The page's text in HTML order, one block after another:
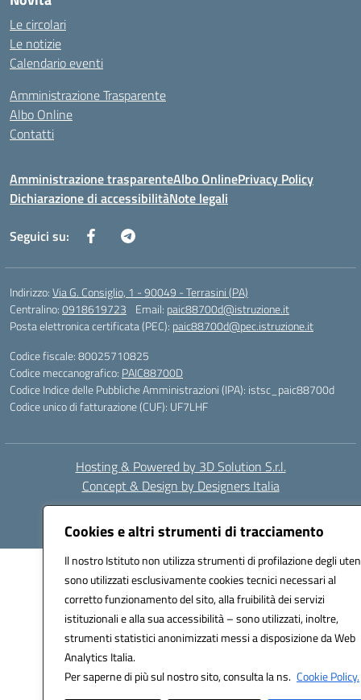
Cookies e altri strumenti di tracciamento
Il nostro Istituto non utilizza strumenti di profilazione degli
sono utilizzati esclusivamente cookies tecnici necessari al
corretto funzionamento del sito, alla fruibilità dei servizi
istituzionali e alla sua accessibilità – sono utilizzati, inoltre,
strumenti statistici anonimizzati messi a disposizione da Web
Analytics Italia.
Per saperne di più sul nostro sito, consulta la ns. Cookie Policy.
Le circolari
Le notizie
Calendario eventi
Amministrazione Trasparente
Albo Online
Contatti
Amministrazione trasparenteAlbo OnlinePrivacy Policy
Dichiarazione di accessibilitàNote legali
Seguici su:
Indirizzo:Via G. Consiglio, 1 - 90049 - Terrasini (PA)
Centralino:0918619723 Email: paic88700d@istruzione.it
Posta elettronica certificata (PEC): paic88700d@pec.istruzione.it
Codice fiscale: 80025710825
Codice meccanografico: PAIC88700D
Codice Indice delle Pubbliche Amministrazioni (IPA): istsc_paic88700d
Codice unico di fatturazione (CUF): UF7LHF
Hosting & Powered by 3D Solution S.r.l.
Concept & Design by Designers Italia